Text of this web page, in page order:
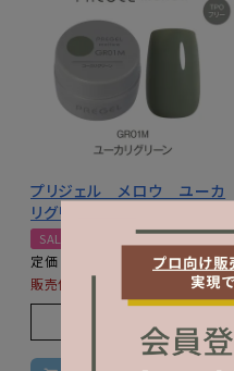
プリジェル メロウ ユーカ
リグリーン
SALE
定価
販売価格 ¥
2026/07/23 0:00〜